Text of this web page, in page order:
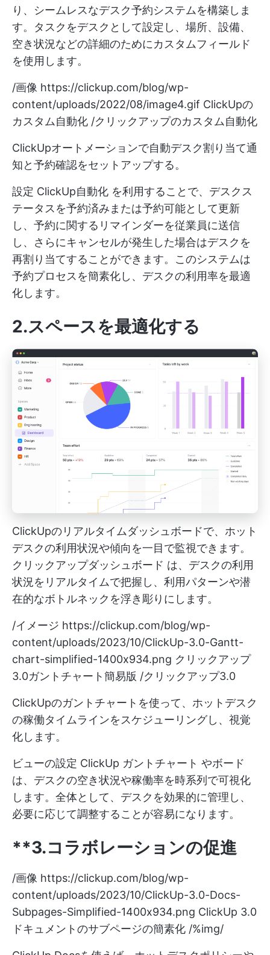
り、シームレスなデスク予約システムを構築しま
す。タスクをデスクとして設定し、場所、設備、
空き状況などの詳細のためにカスタムフィールド
を使用します。
/画像 https://clickup.com/blog/wp-
content/uploads/2022/08/image4.gif ClickUpの
カスタム自動化 /クリックアップのカスタム自動化
ClickUpオートメーションで自動デスク割り当て通
知と予約確認をセットアップする。
設定 ClickUp自動化 を利用することで、デスクス
テータスを予約済みまたは予約可能として更新
し、予約に関するリマインダーを従業員に送信
し、さらにキャンセルが発生した場合はデスクを
再割り当てすることができます。このシステムは
予約プロセスを簡素化し、デスクの利用率を最適
化します。
2.スペースを最適化する
ClickUpのリアルタイムダッシュボードで、ホット
デスクの利用状況や傾向を一目で監視できます。
クリックアップダッシュボード は、デスクの利用
状況をリアルタイムで把握し、利用パターンや潜
在的なボトルネックを浮き彫りにします。
/イメージ https://clickup.com/blog/wp-
content/uploads/2023/10/ClickUp-3.0-Gantt-
chart-simplified-1400x934.png クリックアップ
3.0ガントチャート簡易版 /クリックアップ3.0
ClickUpのガントチャートを使って、ホットデスク
の稼働タイムラインをスケジューリングし、視覚
化します。
ビューの設定 ClickUp ガントチャート やボード
は、デスクの空き状況や稼働率を時系列で可視化
します。全体として、デスクを効果的に管理し、
必要に応じて調整することが容易になります。
**3.コラボレーションの促進
/画像 https://clickup.com/blog/wp-
content/uploads/2023/10/ClickUp-3.0-Docs-
Subpages-Simplified-1400x934.png ClickUp 3.0
ドキュメントのサブページの簡素化 /%img/